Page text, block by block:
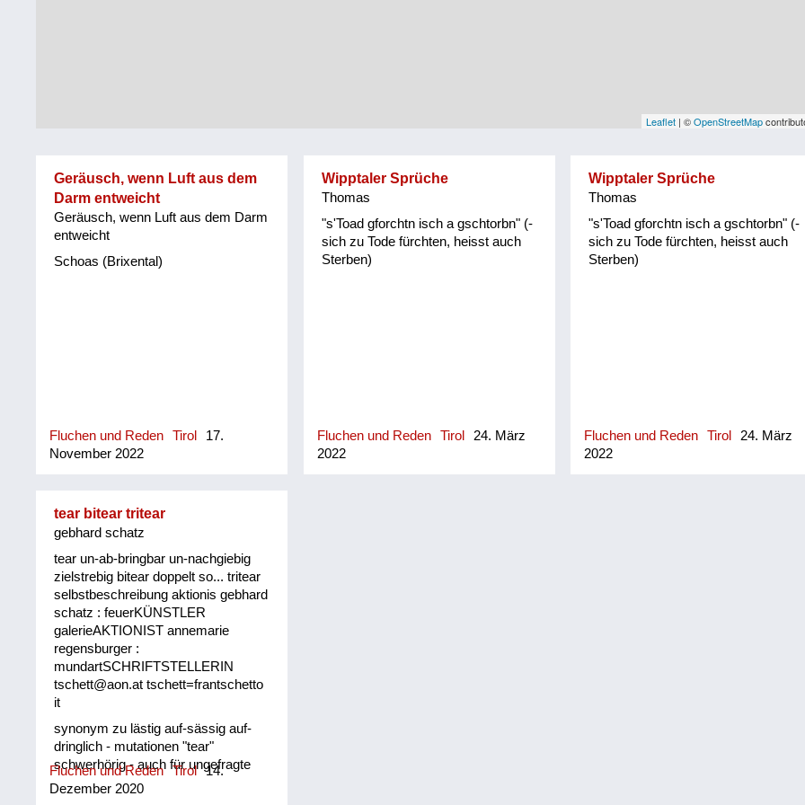
Leaflet | ©OpenStreetMap
Geräusch, wenn Luft aus dem
Darm entweicht
Geräusch, wenn Luft aus dem Darm
entweicht
Schoas (Brixental)
Fluchen und Reden Tirol
17.
November 2022
Wipptaler Sprüche
Thomas
"s'Toad gforchtn isch a gschtorbn" (-
sich zu Tode fürchten, heisst auch
Sterben)
Fluchen und Reden Tirol
24. März
2022
Wipptaler Sprüche
Thomas
"s'Toad gforchtn isch a gschtorbn" (-
sich zu Tode fürchten, heisst auch
Sterben)
Fluchen und Reden Tirol
24. März
2022
tear bitear tritear
gebhard schatz
tear un-ab-bringbar un-nachgiebig
zielstrebig bitear doppelt so... tritear
selbstbeschreibung aktionis gebhard
schatz : feuerKÜNSTLER
galerieAKTIONIST annemarie
regensburger :
mundartSCHRIFTSTELLERIN
tschett@aon.at tschett=frantschetto
it
synonym zu lästig auf-sässig auf-
dringlich - mutationen "tear"
schwerhörig - auch für ungefragte
zurufe un-ab-brigbar un-nachgiebig
Fluchen und Reden Tirol 14.
Dezember 2020